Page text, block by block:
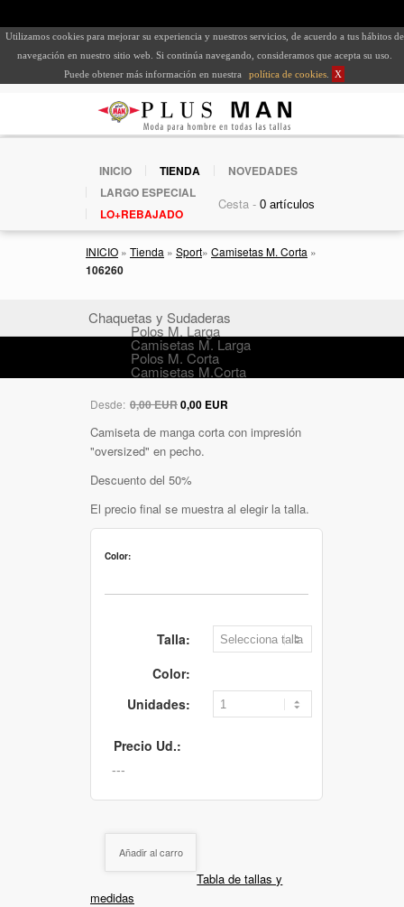
Utilizamos cookies para mejorar su experiencia y nuestros servicios, de acuerdo a tus hábitos de
navegación en nuestro sitio web. Si continúa navegando, consideramos que acepta su uso.
Puede obtener más información en nuestra
política de cookies X
INICIO TIENDA
NOVEDADES
LARGO ESPECIAL
LO+REBAJADO
Cesta -
INICIO » Tienda » Sport» Camisetas M. Corta »
106260
Chaquetas y Sudaderas
Polos M. Larga
Camisetas M. Larga
Polos M. Corta
Camisetas M.Corta
Desde: 0,00 EUR0,00 EUR
Camiseta de manga corta con impresión
"oversized" en pecho.
Descuento del 50%
El precio final se muestra al elegir la talla.
Color:
Talla:
Color:
Unidades:
Precio Ud.:
Añadir al carro
Tabla de tallas y
medidas